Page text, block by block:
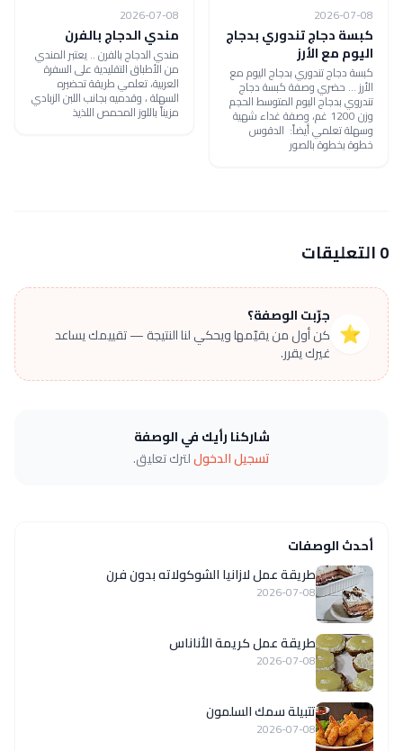
2026-07-08
كبسة دجاج تندوري بدجاج
اليوم مع الأرز
كبسة دجاج تندوري بدجاج اليوم مع
الأرز ... حضري وصفة كبسة دجاج
تندروي بدجاج اليوم المتوسط الحجم
وزن 1200 غم، وصفة غداء شهية
وسهلة تعلمي أيضاً: الدقوس
خطوة بخطوة بالصور
2026-07-08
مندي الدجاج بالفرن
مندي الدجاج بالفرن .. يعتبر المندي
من الأطباق التقليدية على السفرة
العربية، تعلمي طريقة تحضيره
السهلة ، وقدميه بجانب اللبن الزبادي
مزيناً باللوز المحمص اللذيذ
0 التعليقات
⭐
جرّبت الوصفة؟
كن أول من يقيّمها ويحكي لنا النتيجة — تقييمك يساعد
غيرك يقرر.
شاركنا رأيك في الوصفة
تسجيل الدخوللترك تعليق.
أحدث الوصفات
طريقة عمل لازانيا الشوكولاته بدون فرن
2026-07-08
طريقة عمل كريمة الأناناس
2026-07-08
تتبيلة سمك السلمون
2026-07-08